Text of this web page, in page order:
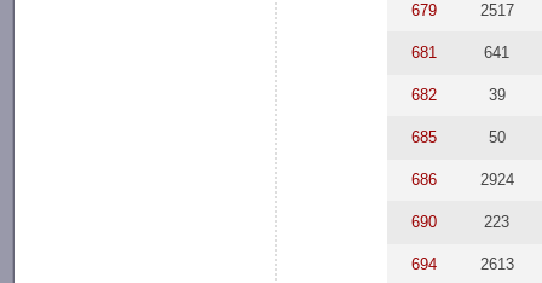
679 2517
681 641
682 39
685 50
686 2924
690 223
694 2613